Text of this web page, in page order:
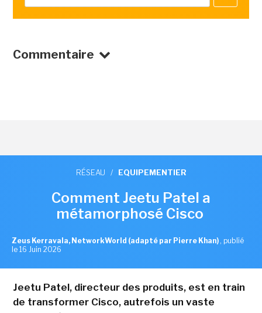
Commentaire
RÉSEAU / EQUIPEMENTIER
Comment Jeetu Patel a
métamorphosé Cisco
Zeus Kerravala, NetworkWorld (adapté par Pierre Khan) , publié
le 16 Juin 2026
Jeetu Patel, directeur des produits, est en train
de transformer Cisco, autrefois un vaste